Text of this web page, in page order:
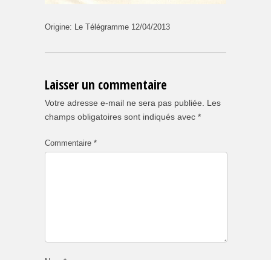
Origine: Le Télégramme 12/04/2013
Laisser un commentaire
Votre adresse e-mail ne sera pas publiée.
Les
champs obligatoires sont indiqués avec *
Commentaire *